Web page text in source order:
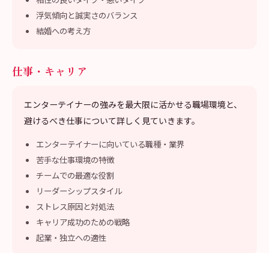
浮気傾向と誠実さのバランス
結婚への考え方
仕事・キャリア
エンターテイナーの強みを最大限に活かせる職場環境と、
避けるべき仕事について詳しく見ていきます。
エンターテイナーに向いている職種・業界
苦手な仕事環境の特徴
チームでの最適な役割
リーダーシップスタイル
ストレス原因と対処法
キャリア成功のための戦略
起業・独立への適性